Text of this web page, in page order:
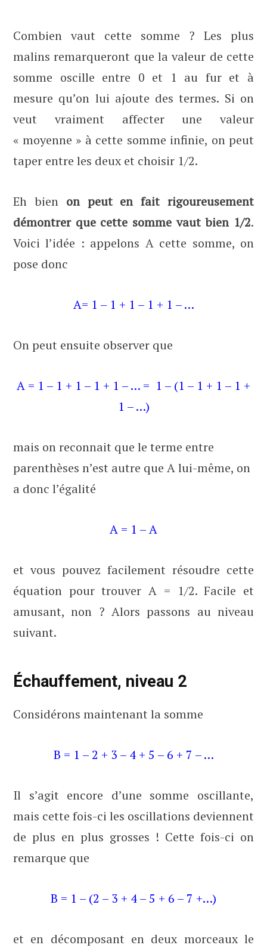
Combien vaut cette somme ? Les plus
malins remarqueront que la valeur de cette
somme oscille entre 0 et 1 au fur et à
mesure qu’on lui ajoute des termes. Si on
veut vraiment affecter une valeur
« moyenne » à cette somme infinie, on peut
taper entre les deux et choisir 1/2.
Eh bien on peut en fait rigoureusement
démontrer que cette somme vaut bien 1/2.
Voici l’idée : appelons A cette somme, on
pose donc
A= 1 – 1 + 1 – 1 + 1 – …
On peut ensuite observer que
A = 1 – 1 + 1 – 1 + 1 – … = 1 – (1 – 1 + 1 – 1 +
1 – …)
mais on reconnait que le terme entre
parenthèses n’est autre que A lui-même, on
a donc l’égalité
A = 1 – A
et vous pouvez facilement résoudre cette
équation pour trouver A = 1/2. Facile et
amusant, non ? Alors passons au niveau
suivant.
Échauffement, niveau 2
Considérons maintenant la somme
B = 1 – 2 + 3 – 4 + 5 – 6 + 7 – …
Il s’agit encore d’une somme oscillante,
mais cette fois-ci les oscillations deviennent
de plus en plus grosses ! Cette fois-ci on
remarque que
B = 1 – (2 – 3 + 4 – 5 + 6 – 7 +…)
et en décomposant en deux morceaux le